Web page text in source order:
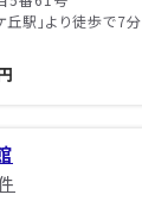
駅」より徒歩で7分